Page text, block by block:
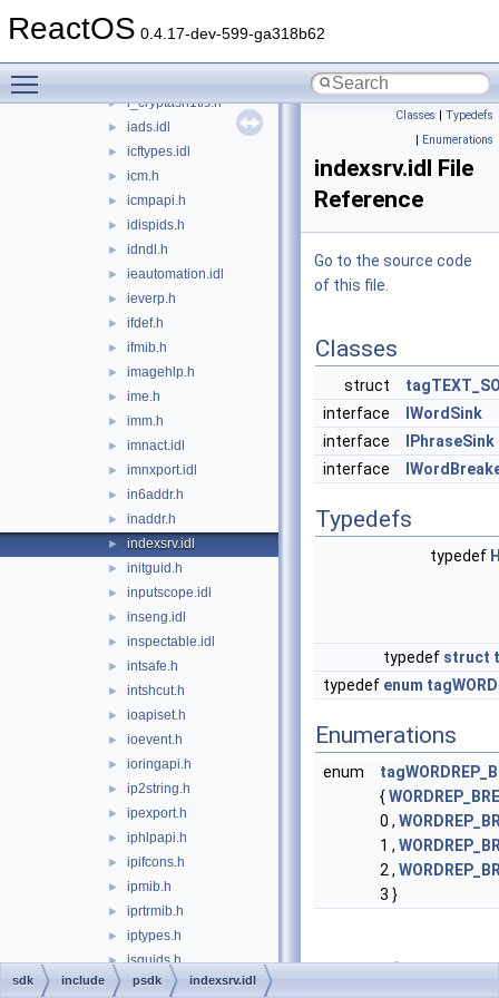
ReactOS 0.4.17-dev-599-ga318b62
► httpext.h
► i_cryptasn1tls.h
► iads.idl
► icftypes.idl
► icm.h
► icmpapi.h
► idispids.h
► idndl.h
► ieautomation.idl
► ieverp.h
► ifdef.h
► ifmib.h
► imagehlp.h
► ime.h
► imm.h
► imnact.idl
► imnxport.idl
► in6addr.h
► inaddr.h
► indexsrv.idl
► initguid.h
► inputscope.idl
► inseng.idl
► inspectable.idl
► intsafe.h
► intshcut.h
► ioapiset.h
► ioevent.h
► ioringapi.h
► ip2string.h
► ipexport.h
► iphlpapi.h
► ipifcons.h
► ipmib.h
► iprtrmib.h
► iptypes.h
► isguids.h
► knownfolders.h
Classes | Typedefs
| Enumerations
indexsrv.idl File
Reference
Go to the source code
of this file.
Classes
struct
interface
IWordSink
interface
IPhraseSink
interface
Typedefs
typedef
typedef struct
typedef enum
Enumerations
enum
{
0 ,
1 ,
2 ,
3 }
Typedef
sdk include psdk indexsrv.idl